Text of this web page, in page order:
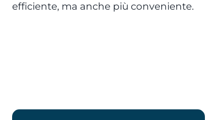
efficiente, ma anche più conveniente.